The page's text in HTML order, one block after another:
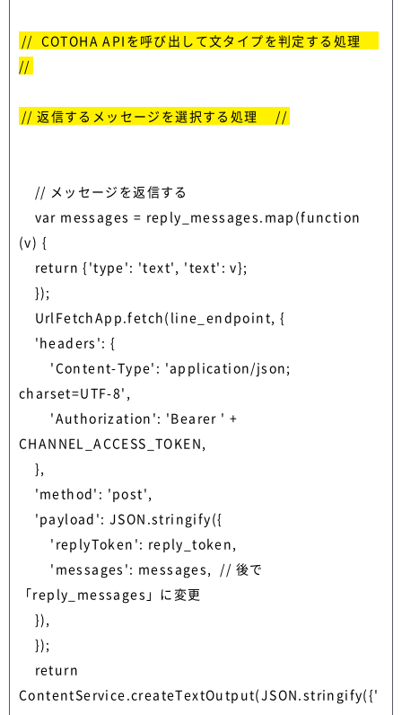
//  COTOHA APIを呼び出して文タイプを判定する処理
//
// 返信するメッセージを選択する処理　 //
(v) {
charset=UTF-8',
CHANNEL_ACCESS_TOKEN,
「reply_messages」に変更
ContentService.createTextOutput(JSON.stringify({'